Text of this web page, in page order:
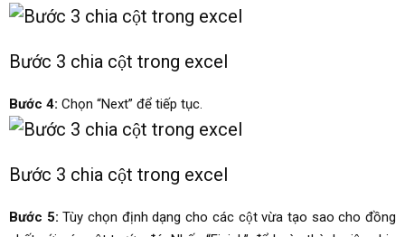
Bước 3 chia cột trong excel
Bước 4: Chọn “Next” để tiếp tục.
Bước 3 chia cột trong excel
Bước 5: Tùy chọn định dạng cho các cột vừa tạo sao cho đồng